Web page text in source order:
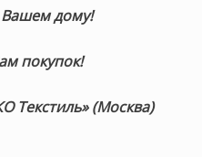
Вашем дому!
покупок!
Текстиль» (Москва)